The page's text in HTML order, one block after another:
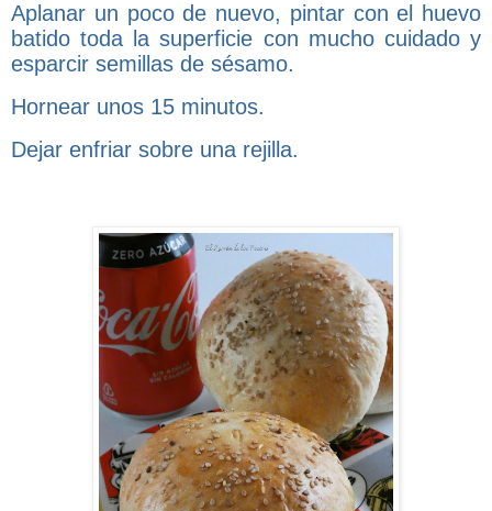
Aplanar un poco de nuevo, pintar con el huevo
batido toda la superficie con mucho cuidado y
esparcir semillas de sésamo.
Hornear unos 15 minutos.
Dejar enfriar sobre una rejilla.